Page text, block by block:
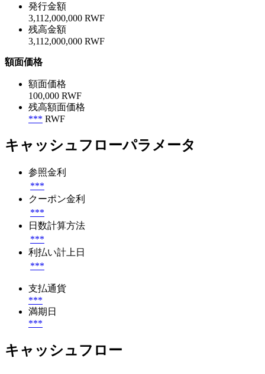
発行金額
3,112,000,000 RWF
残高金額
3,112,000,000 RWF
額面価格
額面価格
100,000 RWF
残高額面価格
*** RWF
キャッシュフローパラメータ
参照金利
***
クーポン金利
***
日数計算方法
***
利払い計上日
***
支払通貨
***
満期日
***
キャッシュフロー